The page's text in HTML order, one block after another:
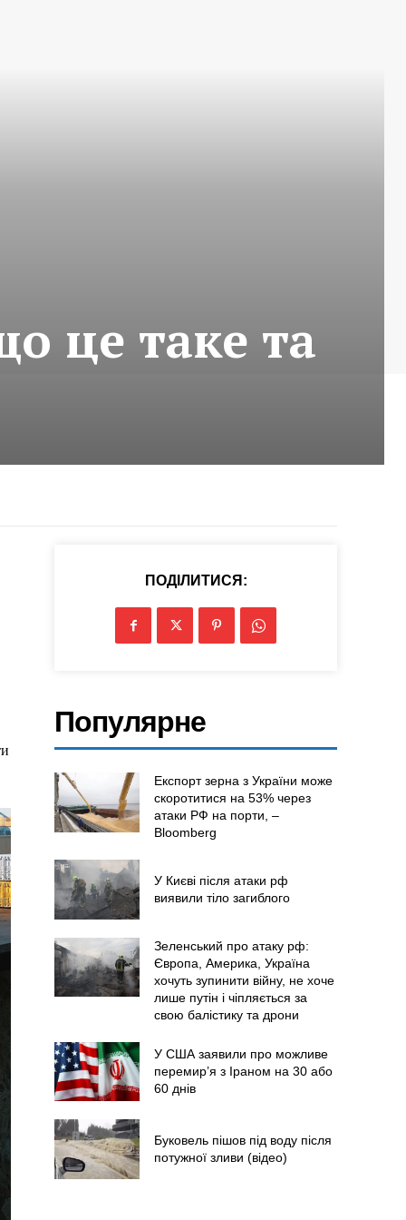
це таке та
ПОДІЛИТИСЯ:
Популярне
Експорт зерна з України може
скоротитися на 53% через
атаки РФ на порти, –
Bloomberg
У Києві після атаки рф
виявили тіло загиблого
Зеленський про атаку рф:
Європа, Америка, Україна
хочуть зупинити війну, не хоче
лише путін і чіпляється за
свою балістику та дрони
У США заявили про можливе
перемир’я з Іраном на 30 або
60 днів
Буковель пішов під воду після
потужної зливи (відео)